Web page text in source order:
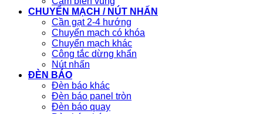
CHUYỂN MẠCH / NÚT NHẤN
Cần gạt 2-4 hướng
Chuyển mạch có khóa
Chuyển mạch khác
Công tắc dừng khẩn
Nút nhấn
ĐÈN BÁO
Đèn báo khác
Đèn báo panel tròn
Đèn báo quay